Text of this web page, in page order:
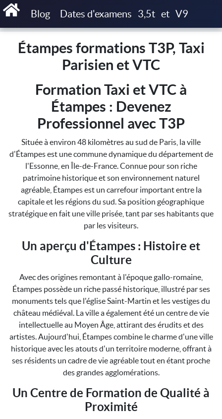
Blog Dates d'examens 3,5t et V9
Accueil Étampes formations T3P, Taxi Parisien et VTC
Étampes formations T3P, Taxi
Parisien et VTC
Formation Taxi et VTC à
Étampes : Devenez
Professionnel avec T3P
Située à environ 48 kilomètres au sud de Paris, la ville
d'Étampes est une commune dynamique du département de
l'Essonne, en Île-de-France. Connue pour son riche
patrimoine historique et son environnement naturel
agréable, Étampes est un carrefour important entre la
capitale et les régions du sud. Sa position géographique
stratégique en fait une ville prisée, tant par ses habitants que
par les visiteurs.
Un aperçu d'Étampes : Histoire et
Culture
Avec des origines remontant à l'époque gallo-romaine,
Étampes possède un riche passé historique, illustré par ses
monuments tels que l'église Saint-Martin et les vestiges du
château médiéval. La ville a également été un centre de vie
intellectuelle au Moyen Âge, attirant des érudits et des
artistes. Aujourd'hui, Étampes combine le charme d'une ville
historique avec les atouts d'un territoire moderne, offrant à
ses résidents un cadre de vie agréable tout en étant proche
des grandes agglomérations.
Un Centre de Formation de Qualité à
Proximité